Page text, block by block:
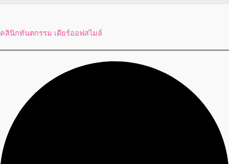
คลินิกทันตกรรม เดียร์ออฟสไมล์